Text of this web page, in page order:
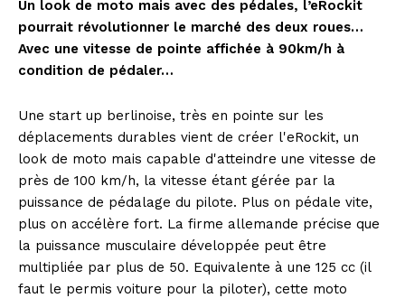
Un look de moto mais avec des pédales, l’eRockit
pourrait révolutionner le marché des deux roues…
Avec une vitesse de pointe affichée à 90km/h à
condition de pédaler…
Une start up berlinoise, très en pointe sur les
déplacements durables vient de créer l'eRockit, un
look de moto mais capable d'atteindre une vitesse de
près de 100 km/h, la vitesse étant gérée par la
puissance de pédalage du pilote. Plus on pédale vite,
plus on accélère fort. La firme allemande précise que
la puissance musculaire développée peut être
multipliée par plus de 50. Equivalente à une 125 cc (il
faut le permis voiture pour la piloter), cette moto